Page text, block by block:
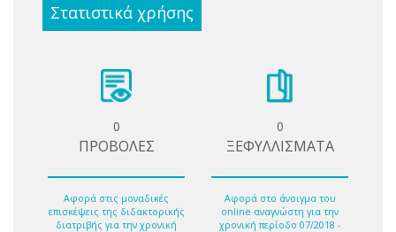
Στατιστικά χρήσης
0
ΠΡΟΒΟΛΕΣ
Αφορά στις μοναδικές
επισκέψεις της διδακτορικής
διατριβής για την χρονική
0
ΞΕΦΥΛΛΙΣΜΑΤΑ
Αφορά στο άνοιγμα του
online αναγνώστη για την
χρονική περίοδο 07/2018 -